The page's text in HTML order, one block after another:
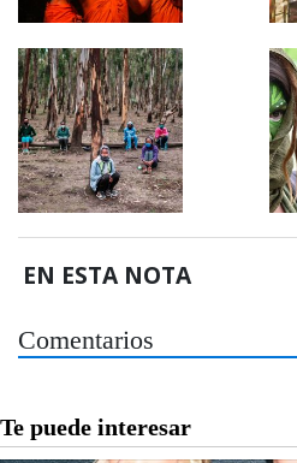
EN ESTA NOTA
Comentarios